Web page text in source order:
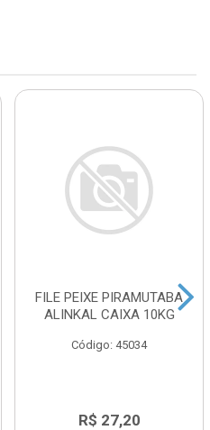
FILE PEIXE PIRAMUTABA
ALINKAL CAIXA 10KG
Código: 45034
R$ 27,20